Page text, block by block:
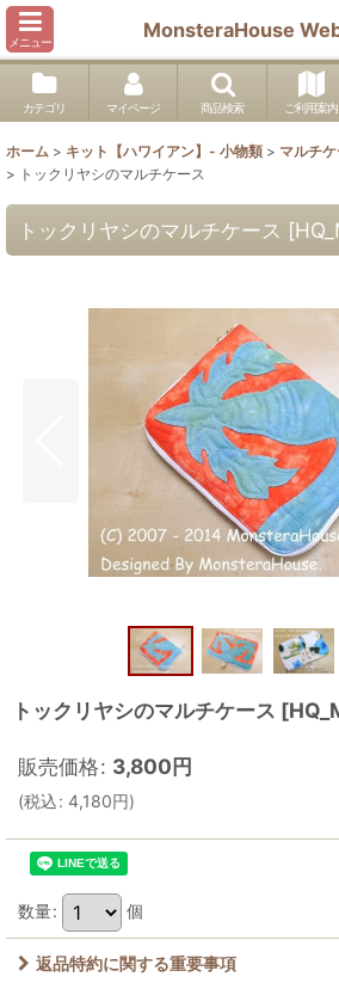
メニュー
MonsteraHouse
カテゴリ マイページ 商品検索 ご利用案内
ホーム > キット【ハワイアン】- 小物類 > マルチ
> トックリヤシのマルチケース
トックリヤシのマルチケース [
トックリヤシのマルチケース [
販売価格: 3,800円
(税込: 4,180円)
数量: 個
返品特約に関する重要事項